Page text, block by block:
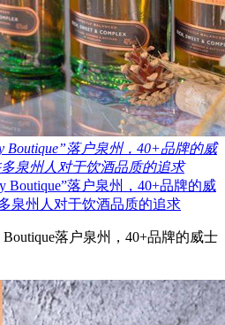
Boutique”落户泉州，40+品牌的威
泉州人对于饮酒品质的追求
Boutique”落户泉州，40+品牌的威
泉州人对于饮酒品质的追求
落户泉州，40+品牌的威士